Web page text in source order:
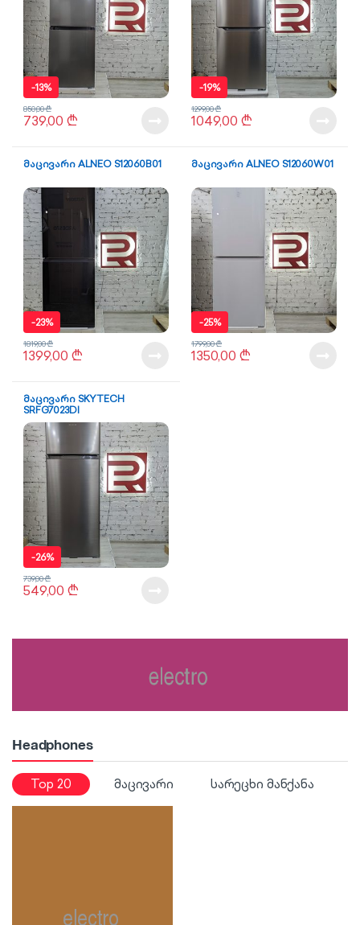
-13%
739,00₾
850,00₾
-19%
1049,00 ₾
1299,00₾
მაცივარი ALNEO S12060B01
-23%
1399,00 ₾
1819,00₾
მაცივარი ALNEO S12060W01
-25%
1350,00 ₾
1799,00₾
მაცივარი SKYTECH
SRFG7023DI
-26%
549,00₾
739,00₾
Headphones
Top 20 მაცივარი სარეცხი მანქანა